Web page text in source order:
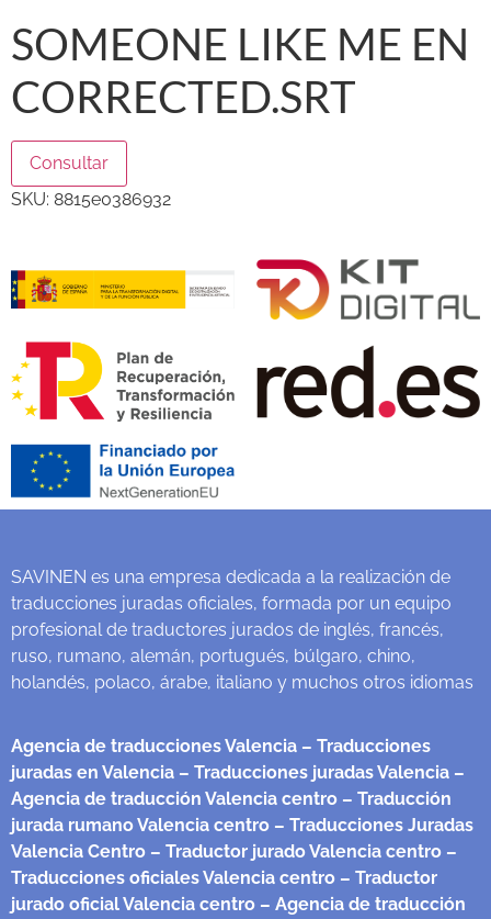
SOMEONE LIKE ME EN
CORRECTED.SRT
Consultar
SKU: 8815e0386932
SAVINEN es una empresa dedicada a la realización de
traducciones juradas oficiales, formada por un equipo
profesional de traductores jurados de inglés, francés,
ruso, rumano, alemán, portugués, búlgaro, chino,
holandés, polaco, árabe, italiano y muchos otros idiomas
Agencia de traducciones Valencia – Traducciones
juradas en Valencia – Traducciones juradas Valencia –
Agencia de traducción Valencia centro – Traducción
jurada rumano Valencia centro – Traducciones Juradas
Valencia Centro – Traductor jurado Valencia centro –
Traducciones oficiales Valencia centro – Traductor
jurado oficial Valencia centro – Agencia de traducción